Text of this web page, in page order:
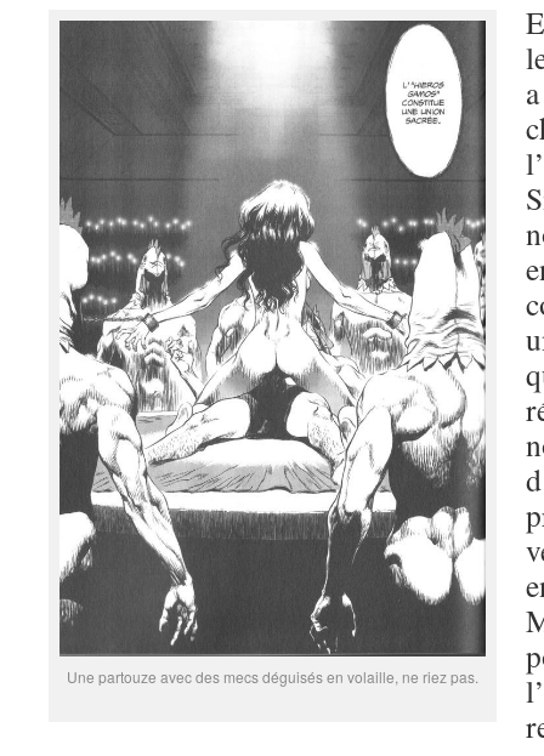
Une partouze avec des mecs déguisés en volaille, ne riez pas.